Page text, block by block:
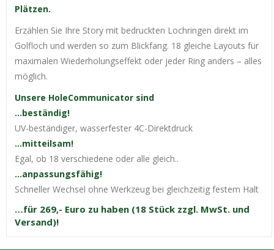
Plätzen.
Erzählen Sie Ihre Story mit bedruckten Lochringen direkt im
Golfloch und werden so zum Blickfang. 18 gleiche Layouts für
maximalen Wiederholungseffekt oder jeder Ring anders – alles
möglich.
Unsere HoleCommunicator sind
…beständig!
UV-beständiger, wasserfester 4C-Direktdruck
…mitteilsam!
Egal, ob 18 verschiedene oder alle gleich..
…anpassungsfähig!
Schneller Wechsel ohne Werkzeug bei gleichzeitig festem Halt
…für 269,- Euro zu haben (18 Stück zzgl. MwSt. und
Versand)!